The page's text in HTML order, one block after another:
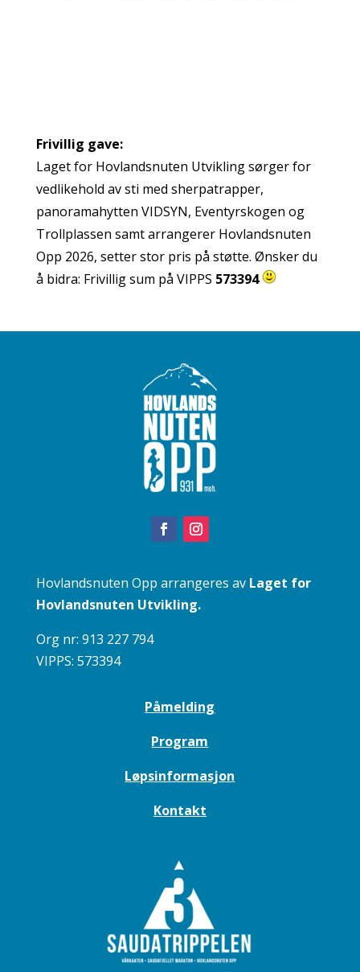
Frivillig gave:
Laget for Hovlandsnuten Utvikling sørger for
vedlikehold av sti med sherpatrapper,
panoramahytten VIDSYN, Eventyrskogen og
Trollplassen samt arrangerer Hovlandsnuten
Opp 2026, setter stor pris på støtte. Ønsker du
å bidra: Frivillig sum på VIPPS 573394
Hovlandsnuten Opp arrangeres av Laget for
Hovlandsnuten Utvikling.
Org nr: 913 227 794
VIPPS: 573394
Påmelding
Program
Løpsinformasjon
Kontakt